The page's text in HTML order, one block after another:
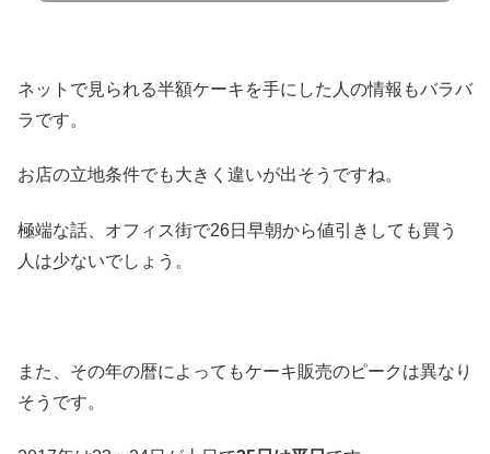
ネットで見られる半額ケーキを手にした人の情報もバラバ
ラです。
お店の立地条件でも大きく違いが出そうですね。
極端な話、オフィス街で26日早朝から値引きしても買う
人は少ないでしょう。
また、その年の暦によってもケーキ販売のピークは異なり
そうです。